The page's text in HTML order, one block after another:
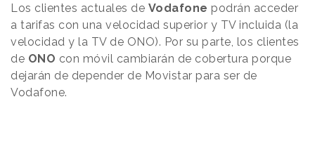
Los clientes actuales de Vodafone podrán acceder
a tarifas con una velocidad superior y TV incluida (la
velocidad y la TV de ONO). Por su parte, los clientes
de ONO con móvil cambiarán de cobertura porque
dejarán de depender de Movistar para ser de
Vodafone.